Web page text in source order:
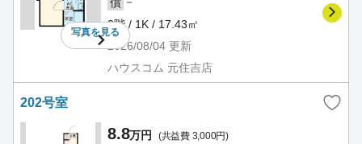
写真を見る
2階 / 1K / 17.43㎡
2026/08/04 更新
ハウスコム 元住吉店
202号室
8.8万円 (共益費 3,000円)